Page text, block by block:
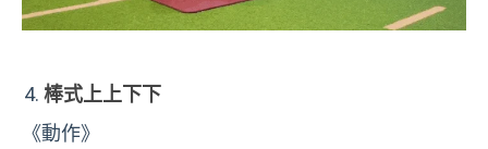
棒式上上下下
《動作》